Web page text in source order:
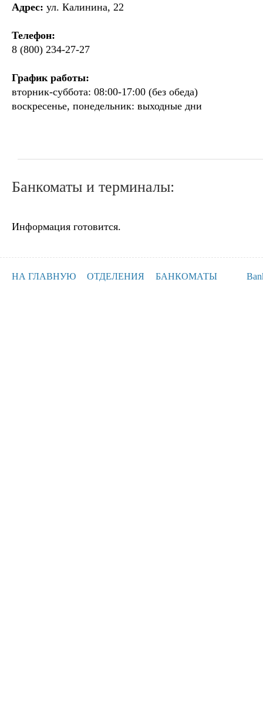
Адрес: ул. Калинина, 22
Телефон:
8 (800) 234-27-27
График работы:
вторник-суббота: 08:00-17:00 (без обеда)
воскресенье, понедельник: выходные дни
Банкоматы и терминалы:
Информация готовится.
НА ГЛАВНУЮ ОТДЕЛЕНИЯ БАНКОМАТЫ